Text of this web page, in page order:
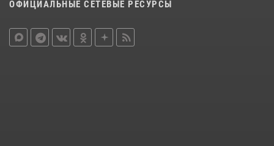
ОФИЦИАЛЬНЫЕ СЕТЕВЫЕ РЕСУРСЫ